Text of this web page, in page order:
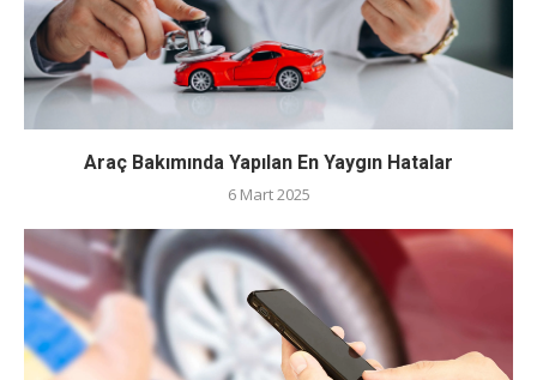
Araç Bakımında Yapılan En Yaygın Hatalar
6 Mart 2025